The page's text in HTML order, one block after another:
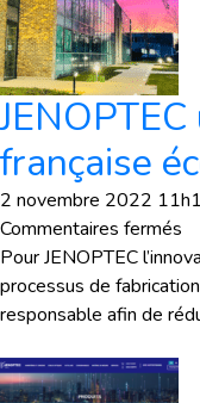
française
2 novembre 2022
Commentaires fermés
Pour JENOPTEC
processus de
responsable afin de